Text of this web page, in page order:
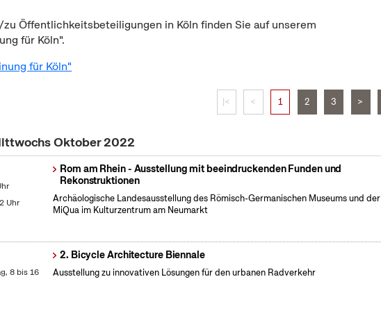
Öffentlichkeitsbeteiligungen in Köln finden Sie auf unserem
für Köln".
für Köln"
|< < 1 2 3 >
Oktober 2022
Uhr
Rom am Rhein - Ausstellung mit beeindruckenden Funden und
Rekonstruktionen
Archäologische Landesausstellung des Römisch-Germanischen Museums und der
MiQua im Kulturzentrum am Neumarkt
8 bis 16
2. Bicycle Architecture Biennale
Ausstellung zu innovativen Lösungen für den urbanen Radverkehr